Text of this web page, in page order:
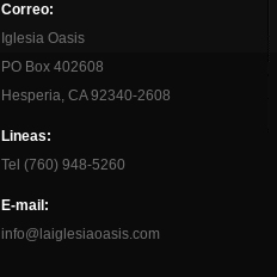
Correo:
Iglesia Oasis
PO Box 402608
Hesperia, CA 92340-2608
Lineas:
Tel (760) 948-5260
E-mail:
info@laiglesiaoasis.com